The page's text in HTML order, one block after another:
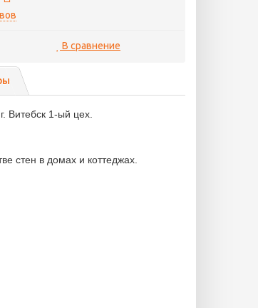
В сравнение
Витебск 1-ый цех.
стен в домах и коттеджах.